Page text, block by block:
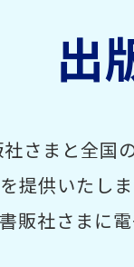
出
さまと全国
提供いたしま
販社さまに